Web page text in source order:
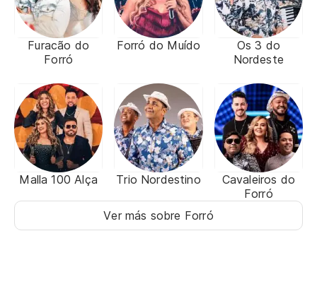
Furacão do
Forró
Forró do Muído
Os 3 do
Nordeste
Malla 100 Alça Trio Nordestino
Cavaleiros do
Forró
Ver más sobre Forró